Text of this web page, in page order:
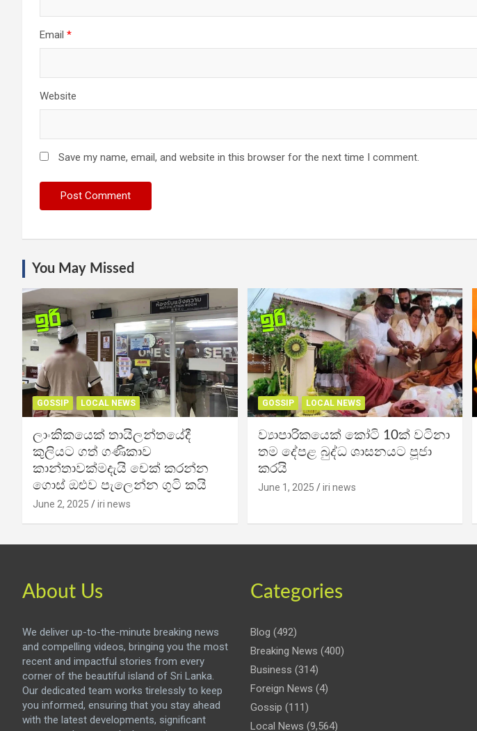
Email *
Website
Save my name, email, and website in this browser for the next time I comment.
You May Missed
GOSSIP LOCAL NEWS
ලාංකිකයෙක් තායිලන්තයේදී
කුලියට ගත් ගණිකාව
කාන්තාවක්මදැයි චෙක් කරන්න
ගොස් ඔළුව පැලෙන්න ගුටි කයි
June 2, 2025 iri news
GOSSIP LOCAL NEWS
ව්‍යාපාරිකයෙක් කෝටි 10ක් වටිනා
තම දේපළ බුද්ධ ශාසනයට පූජා
කරයි
June 1, 2025 iri news
About Us
We deliver up-to-the-minute breaking news
and compelling videos, bringing you the most
recent and impactful stories from every
corner of the beautiful island of Sri Lanka.
Our dedicated team works tirelessly to keep
you informed, ensuring that you stay ahead
with the latest developments, significant
Categories
Blog (492)
Breaking News (400)
Business (314)
Foreign News (4)
Gossip (111)
Local News (9,564)